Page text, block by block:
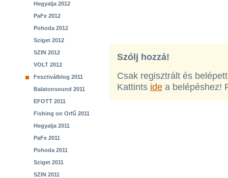
Hegyalja 2012
PaFe 2012
Pohoda 2012
Sziget 2012
SZIN 2012
VOLT 2012
Fesztiválblog 2011
Balatonsound 2011
EFOTT 2011
Fishing on Orfű 2011
Hegyalja 2011
PaFe 2011
Pohoda 2011
Sziget 2011
SZIN 2011
Szólj hozzá!
Csak regisztrált és
Kattints ide a belépéshez!